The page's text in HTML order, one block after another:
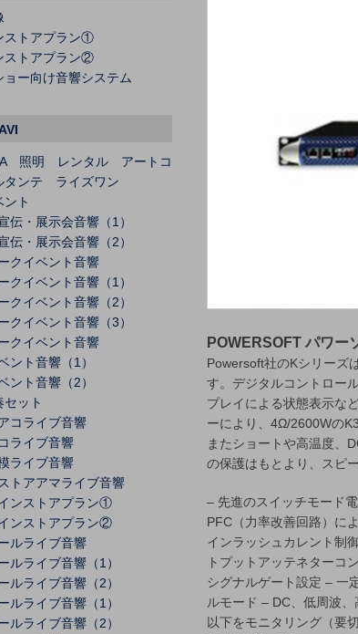
POWERSOFT パワ
Powersoft社のKシリーズ
す。デジタルコントロー
プレイによる状態表示な
ーにより、4Ω/2600Wの
またショートや高温度、
の保護はもとより、スピ
– 先進のスイッチモード
PFC（力率改善回路）に
インラッシュカレント制
トプットアッテネターコ
シグナルゲート設定 – 一
ルモード – DC、低周波
以下をモニタリング（要
ストアプラン①
ストアプラン②
ョー向け音響システム
照明 レンタル アートコ
タンテ ライズワン
ント
伝・展示会音響（1）
伝・展示会音響（2）
クイベント音響
クイベント音響（1）
クイベント音響（2）
クイベント音響（3）
クイベント音響
ント音響（1）
ント音響（2）
セット
コライブ音響
ライブ音響
ライブ音響
トアアマライブ音響
ンストアプラン①
ンストアプラン②
ルライブ音響
ルライブ音響（1）
ルライブ音響（2）
ルライブ音響（1）
ルライブ音響（2）